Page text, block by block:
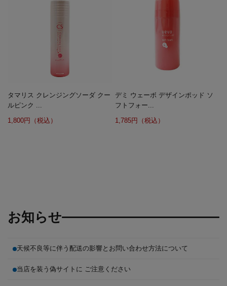
タマリス クレンジングソーダ クー
ルピンク ...
1,800円（税込）
デミ ウェーボ デザインポッド ソ
フトフォー...
1,785円（税込）
お知らせ
天候不良等に伴う配送の影響とお問い合わせ方法について
当店を装う偽サイトに ご注意ください